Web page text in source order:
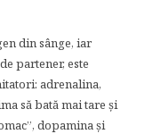
din sânge, iar
partener, este
adrenalina,
să bată mai tare și
dopamina și